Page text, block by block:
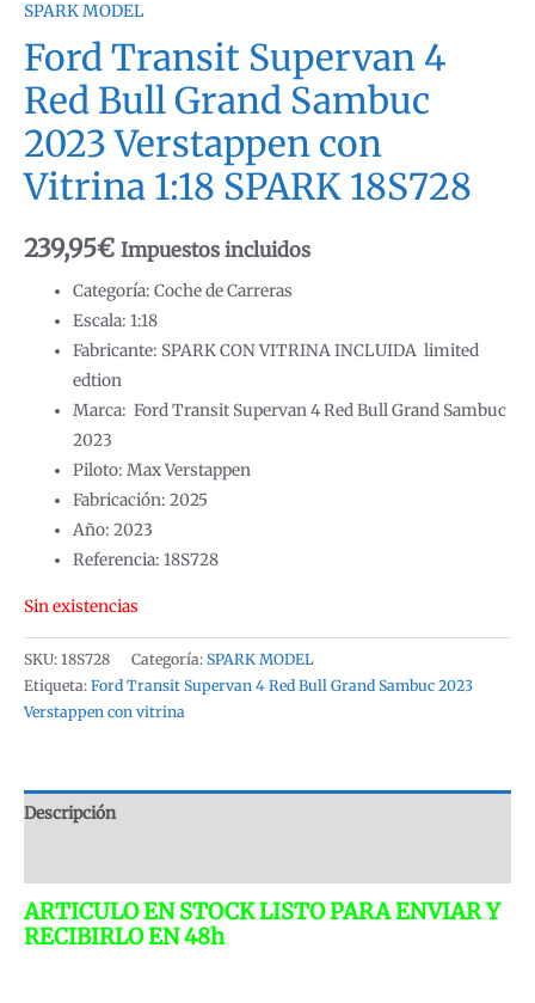
SPARK MODEL
Ford Transit Supervan 4
Red Bull Grand Sambuc
2023 Verstappen con
Vitrina 1:18 SPARK 18S728
239,95€ Impuestos incluidos
Categoría: Coche de Carreras
Escala: 1:18
Fabricante: SPARK CON VITRINA INCLUIDA limited
edtion
Marca: Ford Transit Supervan 4 Red Bull Grand Sambuc
2023
Piloto: Max Verstappen
Fabricación: 2025
Año: 2023
Referencia: 18S728
Sin existencias
SKU: 18S728 Categoría: SPARK MODEL
Etiqueta: Ford Transit Supervan 4 Red Bull Grand Sambuc 2023
Verstappen con vitrina
Descripción
ARTICULO EN STOCK LISTO PARA ENVIAR Y
RECIBIRLO EN 48h